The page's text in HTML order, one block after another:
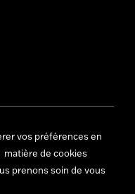
vos préférences en
matière de cookies
prenons soin de vous